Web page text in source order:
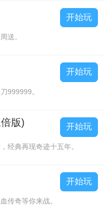
送。
开始玩
999999。
开始玩
版)
经典再现奇迹十五年。
开始玩
传奇等你来战。
开始玩